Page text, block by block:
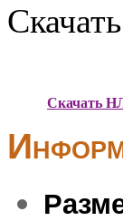
Скачать